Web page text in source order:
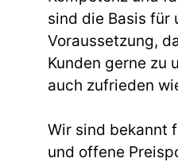
sind die Basis für
Voraussetzung,
Kunden gerne zu
auch zufrieden
Wir sind bekannt
und offene